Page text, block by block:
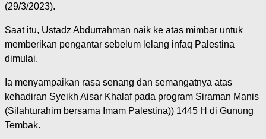
(29/3/2023).
Saat itu, Ustadz Abdurrahman naik ke atas mimbar untuk
memberikan pengantar sebelum lelang infaq Palestina
dimulai.
Ia menyampaikan rasa senang dan semangatnya atas
kehadiran Syeikh Aisar Khalaf pada program Siraman Manis
(Silahturahim bersama Imam Palestina)) 1445 H di Gunung
Tembak.